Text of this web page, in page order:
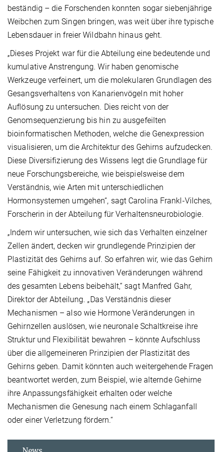
beständig – die Forschenden konnten sogar siebenjährige
Weibchen zum Singen bringen, was weit über ihre typische
Lebensdauer in freier Wildbahn hinaus geht.
„Dieses Projekt war für die Abteilung eine bedeutende und
kumulative Anstrengung. Wir haben genomische
Werkzeuge verfeinert, um die molekularen Grundlagen des
Gesangsverhaltens von Kanarienvögeln mit hoher
Auflösung zu untersuchen. Dies reicht von der
Genomsequenzierung bis hin zu ausgefeilten
bioinformatischen Methoden, welche die Genexpression
visualisieren, um die Architektur des Gehirns aufzudecken.
Diese Diversifizierung des Wissens legt die Grundlage für
neue Forschungsbereiche, wie beispielsweise dem
Verständnis, wie Arten mit unterschiedlichen
Hormonsystemen umgehen“, sagt Carolina Frankl-Vilches,
Forscherin in der Abteilung für Verhaltensneurobiologie.
„Indem wir untersuchen, wie sich das Verhalten einzelner
Zellen ändert, decken wir grundlegende Prinzipien der
Plastizität des Gehirns auf. So erfahren wir, wie das Gehirn
seine Fähigkeit zu innovativen Veränderungen während
des gesamten Lebens beibehält,“ sagt Manfred Gahr,
Direktor der Abteilung. „Das Verständnis dieser
Mechanismen – also wie Hormone Veränderungen in
Gehirnzellen auslösen, wie neuronale Schaltkreise ihre
Struktur und Flexibilität bewahren – könnte Aufschluss
über die allgemeineren Prinzipien der Plastizität des
Gehirns geben. Damit könnten auch weitergehende Fragen
beantwortet werden, zum Beispiel, wie alternde Gehirne
ihre Anpassungsfähigkeit erhalten oder welche
Mechanismen die Genesung nach einem Schlaganfall
oder einer Verletzung fördern.“